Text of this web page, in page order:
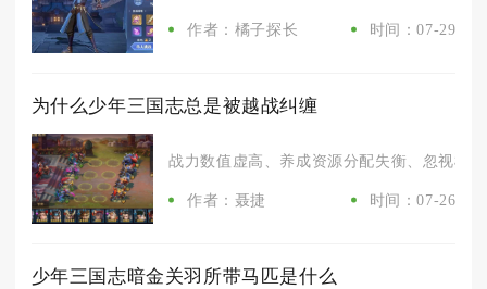
作者：橘子探长 时间：07-29
为什么少年三国志总是被越战纠缠
战力数值虚高、养成资源分配失衡、忽视机
作者：聂捷 时间：07-26
少年三国志暗金关羽所带马匹是什么